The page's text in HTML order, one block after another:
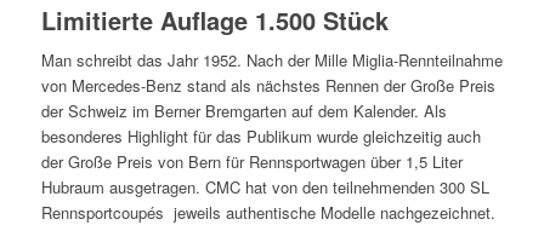
Limitierte Auflage 1.500 Stück
Man schreibt das Jahr 1952. Nach der Mille Miglia-Rennteilnahme
von Mercedes-Benz stand als nächstes Rennen der Große Preis
der Schweiz im Berner Bremgarten auf dem Kalender. Als
besonderes Highlight für das Publikum wurde gleichzeitig auch
der Große Preis von Bern für Rennsportwagen über 1,5 Liter
Hubraum ausgetragen. CMC hat von den teilnehmenden 300 SL
Rennsportcoupés jeweils authentische Modelle nachgezeichnet.